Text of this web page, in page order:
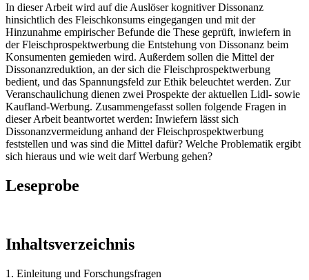
In dieser Arbeit wird auf die Auslöser kognitiver Dissonanz
hinsichtlich des Fleischkonsums eingegangen und mit der
Hinzunahme empirischer Befunde die These geprüft, inwiefern in
der Fleischprospektwerbung die Entstehung von Dissonanz beim
Konsumenten gemieden wird. Außerdem sollen die Mittel der
Dissonanzreduktion, an der sich die Fleischprospektwerbung
bedient, und das Spannungsfeld zur Ethik beleuchtet werden. Zur
Veranschaulichung dienen zwei Prospekte der aktuellen Lidl- sowie
Kaufland-Werbung. Zusammengefasst sollen folgende Fragen in
dieser Arbeit beantwortet werden: Inwiefern lässt sich
Dissonanzvermeidung anhand der Fleischprospektwerbung
feststellen und was sind die Mittel dafür? Welche Problematik ergibt
sich hieraus und wie weit darf Werbung gehen?
Leseprobe
Inhaltsverzeichnis
1. Einleitung und Forschungsfragen